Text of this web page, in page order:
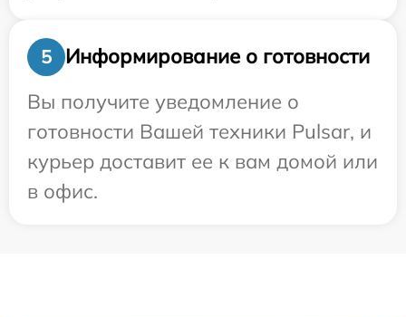
5
Информирование о готовности
Вы получите уведомление о
готовности Вашей техники Pulsar, и
курьер доставит ее к вам домой или
в офис.